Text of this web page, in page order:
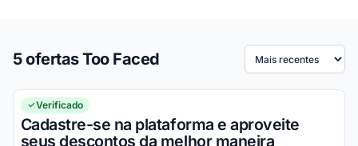
5 ofertas Too Faced Ordenar por
Verificado
Cadastre-se na plataforma e aproveite
seus descontos da melhor maneira